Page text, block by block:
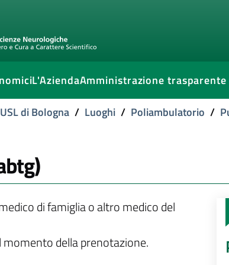
L'AziendaAmministrazione trasparente
di Bologna / Luoghi / Poliambulatorio /
di famiglia o altro medico del
della prenotazione.